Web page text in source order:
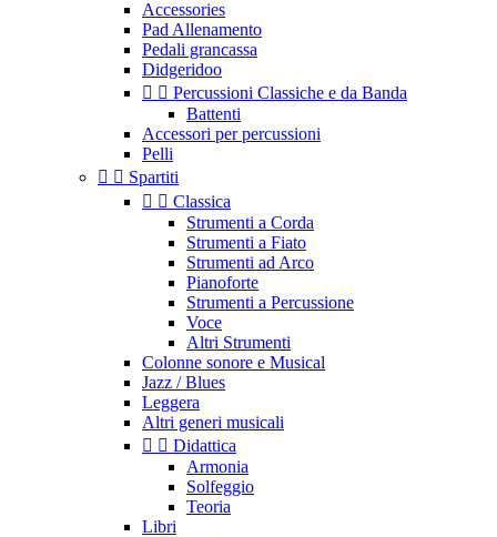
Accessories
Pad Allenamento
Pedali grancassa
Didgeridoo
  Percussioni Classiche e da Banda
Battenti
Accessori per percussioni
Pelli
  Spartiti
  Classica
Strumenti a Corda
Strumenti a Fiato
Strumenti ad Arco
Pianoforte
Strumenti a Percussione
Voce
Altri Strumenti
Colonne sonore e Musical
Jazz / Blues
Leggera
Altri generi musicali
  Didattica
Armonia
Solfeggio
Teoria
Libri